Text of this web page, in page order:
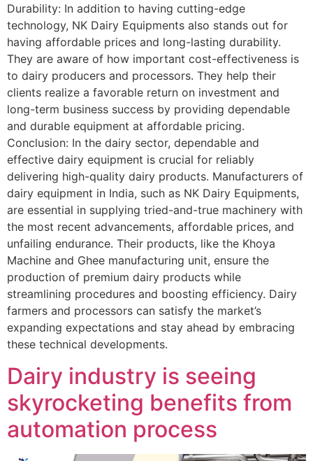
Durability: In addition to having cutting-edge
technology, NK Dairy Equipments also stands out for
having affordable prices and long-lasting durability.
They are aware of how important cost-effectiveness is
to dairy producers and processors. They help their
clients realize a favorable return on investment and
long-term business success by providing dependable
and durable equipment at affordable pricing.
Conclusion: In the dairy sector, dependable and
effective dairy equipment is crucial for reliably
delivering high-quality dairy products. Manufacturers of
dairy equipment in India, such as NK Dairy Equipments,
are essential in supplying tried-and-true machinery with
the most recent advancements, affordable prices, and
unfailing endurance. Their products, like the Khoya
Machine and Ghee manufacturing unit, ensure the
production of premium dairy products while
streamlining procedures and boosting efficiency. Dairy
farmers and processors can satisfy the market’s
expanding expectations and stay ahead by embracing
these technical developments.
Dairy industry is seeing
skyrocketing benefits from
automation process